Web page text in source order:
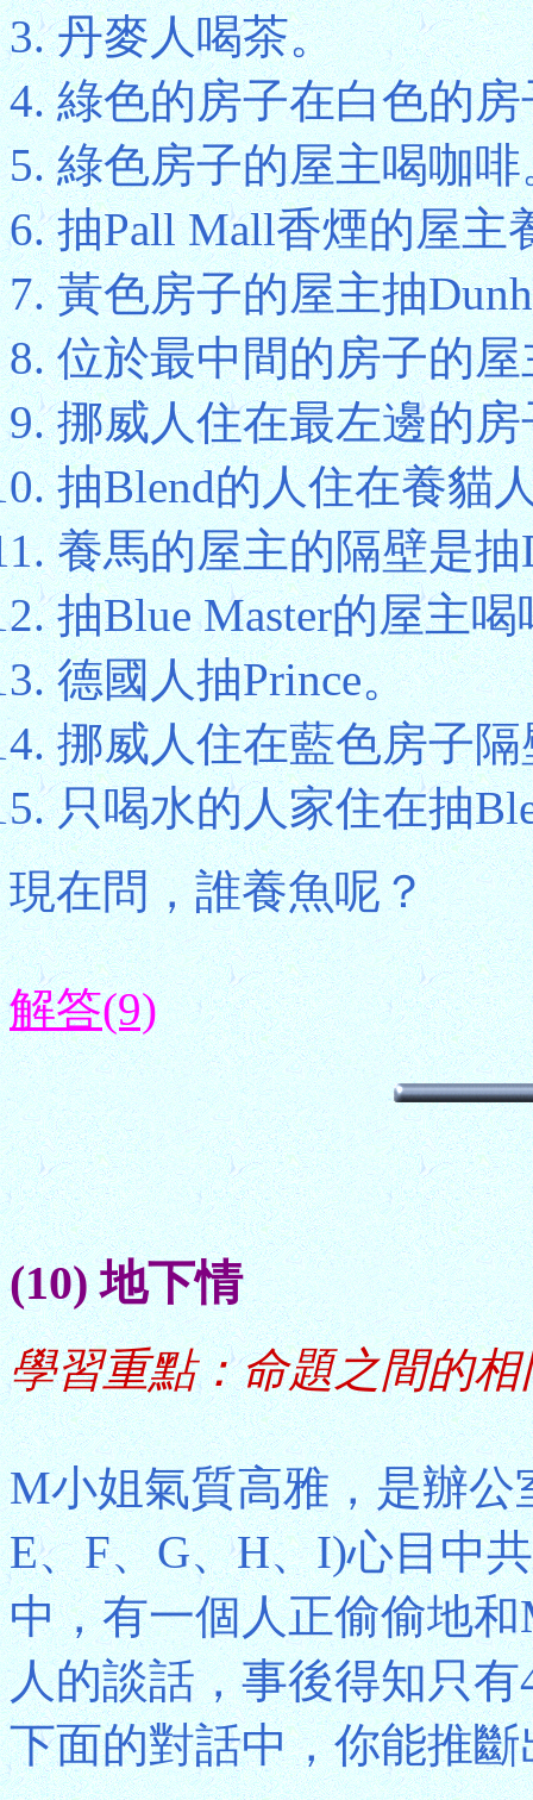
丹麥人喝茶。
綠色的房子在白色的
綠色房子的屋主喝咖啡
抽Pall Mall香煙的屋主
黃色房子的屋主抽
位於最中間的房子的
挪威人住在最左邊的房
抽Blend的人住在養貓
養馬的屋主的隔壁是
抽Blue Master的屋主
德國人抽Prince。
挪威人住在藍色房子隔
只喝水的人家住在抽
現在問，誰養魚呢？
解答(9)
(10) 地下情
學習重點：命題之間的
M小姐氣質高雅，是辦
E、F、G、H、I)心目中
中，有一個人正偷偷地
人的談話，事後得知只
下面的對話中，你能推